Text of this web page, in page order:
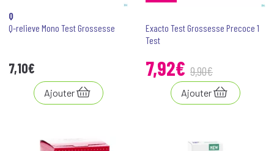
Q
Q-relieve Mono Test Grossesse
7,10€
Ajouter
Exacto Test Grossesse Precoce 1
Test
7,92€ 9,90€
Ajouter